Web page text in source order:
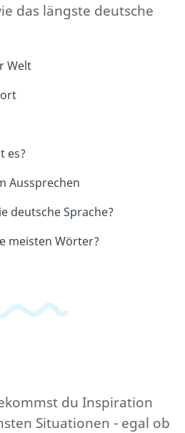
das längste deutsche
Welt
es?
Aussprechen
deutsche Sprache?
meisten Wörter?
du Inspiration
Situationen - egal ob